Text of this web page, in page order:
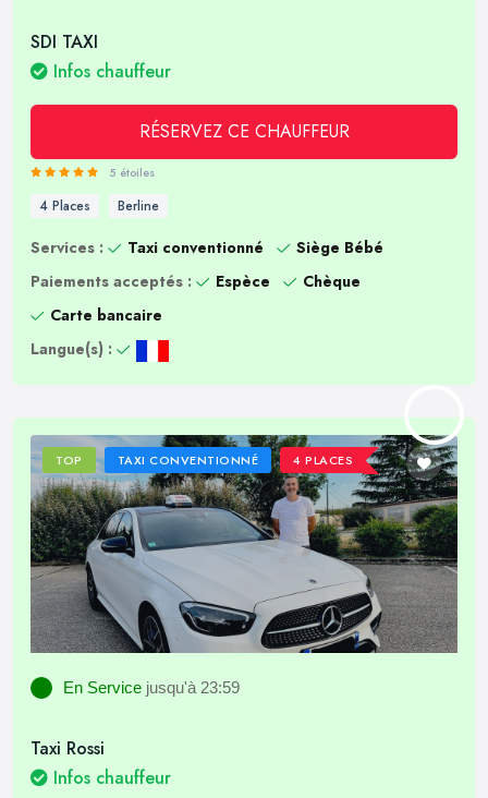
SDI TAXI
Infos chauffeur
RÉSERVEZ CE CHAUFFEUR
5 étoiles
4 Places Berline
Services : Taxi conventionné
Siège Bébé
Paiements acceptés :
Espèce
Chèque
Carte bancaire
Langue(s) :
TOP TAXI CONVENTIONNÉ 4 PLACES
En Service jusqu'à 23:59
Taxi Rossi
Infos chauffeur